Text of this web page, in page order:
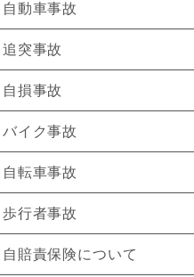
自動車事故
追突事故
自損事故
バイク事故
自転車事故
歩行者事故
自賠責保険について